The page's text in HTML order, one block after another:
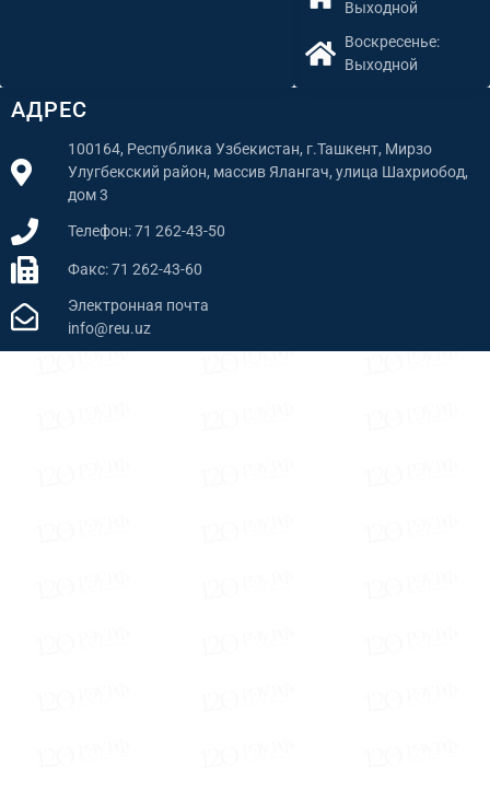
АДРЕС
100164, Республика Узбекистан, г.Ташкент, Мирзо
Улугбекский район, массив Ялангач, улица Шахриобод,
дом 3
Телефон: 71 262-43-50
Факс: 71 262-43-60
Электронная почта
info@reu.uz
Выходной
Воскресенье:
Выходной